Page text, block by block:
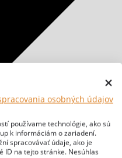
osobných údajov
používame technológie, ako sú
k informáciám o zariadení.
spracovávať údaje, ako je
ID na tejto stránke. Nesúhlas